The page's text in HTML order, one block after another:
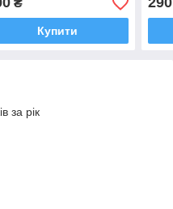
₴
Купити
за рік